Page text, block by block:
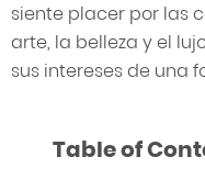
siente placer por las
arte, la belleza y el
sus intereses de una
Table of